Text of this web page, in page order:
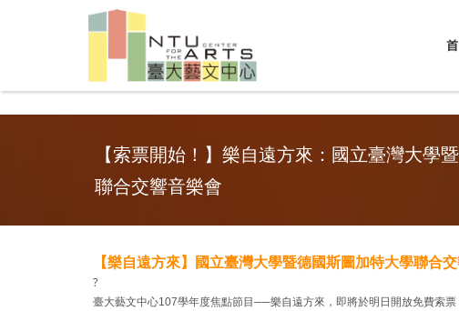
【索票開始！】樂自遠方來：國立臺灣大學
聯合交響音樂會
【樂自遠方來】國立臺灣大學暨德國斯圖加特大學聯合
?
臺大藝文中心107學年度焦點節目──樂自遠方來，即將於明日開放免費索